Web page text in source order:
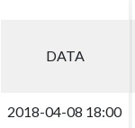
DATA
2018-04-08 18:00
DATA
2018-04-08 18:00